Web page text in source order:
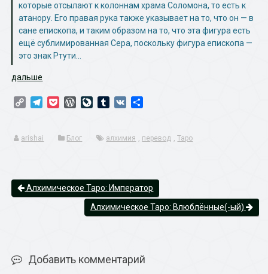
которые отсылают к колоннам храма Соломона, то есть к
атанору. Его правая рука также указывает на то, что он — в
сане епископа, и таким образом на то, что эта фигура есть
ещё сублимированная Сера, поскольку фигура епископа —
это знак Ртути…
дальше
Copy TelegramPocketWordPress
LiveJournal
Tumblr
VK
arishai Блог алхимия , перевод ,Таро
Алхимическое Таро: Император
Алхимическое Таро: Влюблённые(-ый)
Добавить комментарий